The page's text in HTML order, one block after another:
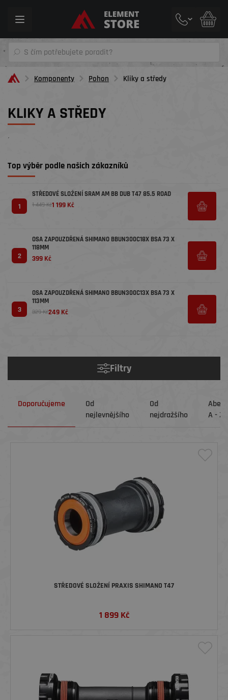
Toggle
Komponenty Pohon Kliky a středy
KLIKY A STŘEDY
´
Top výběr podle našich zákazníků
1
STŘEDOVÉ SLOŽENÍ SRAM AM BB DUB T47 85.5 ROAD
1 449 Kč1 199 Kč
2
OSA ZAPOUZDŘENÁ SHIMANO BBUN300C18X BSA 73 X
118MM
399 Kč
3
OSA ZAPOUZDŘENÁ SHIMANO BBUN300C13X BSA 73 X
113MM
329 Kč249 Kč
Filtry
Doporučujeme
Od
nejlevnějšího
Od
nejdražšího
A - Z
STŘEDOVÉ SLOŽENÍ PRAXIS SHIMANO T47
1 899Kč